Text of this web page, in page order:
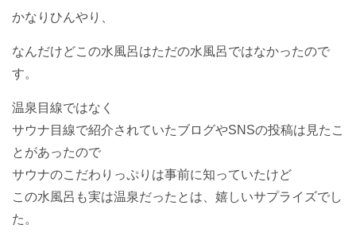
かなりひんやり、
なんだけどこの水風呂はただの水風呂ではなかったので
す。
温泉目線ではなく
サウナ目線で紹介されていたブログやSNSの投稿は見たこ
とがあったので
サウナのこだわりっぷりは事前に知っていたけど
この水風呂も実は温泉だったとは、嬉しいサプライズでし
た。